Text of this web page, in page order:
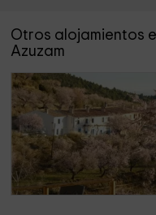
Otros alojamientos
Azuzam